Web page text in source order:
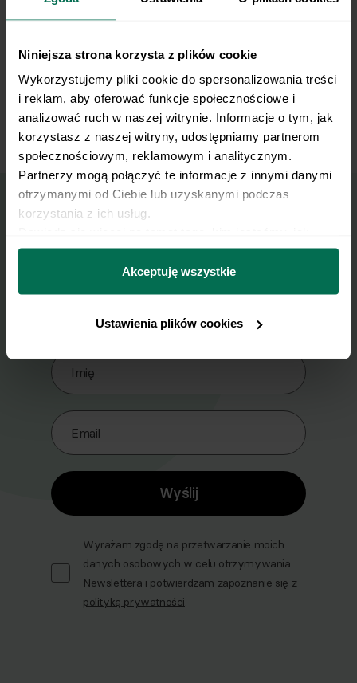
Niniejsza strona korzysta z plików cookie
Wykorzystujemy pliki cookie do spersonalizowania treści
i reklam, aby oferować funkcje społecznościowe i
analizować ruch w naszej witrynie. Informacje o tym, jak
korzystasz z naszej witryny, udostępniamy partnerom
społecznościowym, reklamowym i analitycznym.
Partnerzy mogą połączyć te informacje z innymi danymi
otrzymanymi od Ciebie lub uzyskanymi podczas
korzystania z ich usług.
można się z nami skontaktować i w jaki sposób
przetwarzamy dane osobowe w ramach
prywatności.
Akceptuję wszystkie
Ustawienia plików cookies
Na talerzu układamy gorące ziemniaki, na nich
rozpuszczamy masło. Dodajemy sos z
pulpecikami i posypujemy posiekaną natką
pietruszki.
Nasze najlepsze przepisy, prosto na Twoja
skrzynkę e-mail.
Imię
Email
Wyślij
Wyrażam zgodę na przetwarzanie moich
danych osobowych w celu otrzymywania
Newslettera i potwierdzam zapoznanie się z
polityką prywatności.